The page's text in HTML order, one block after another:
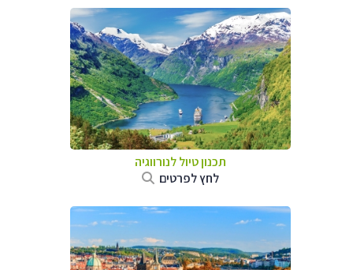
תכנון טיול לנורווגיה
לחץ לפרטים